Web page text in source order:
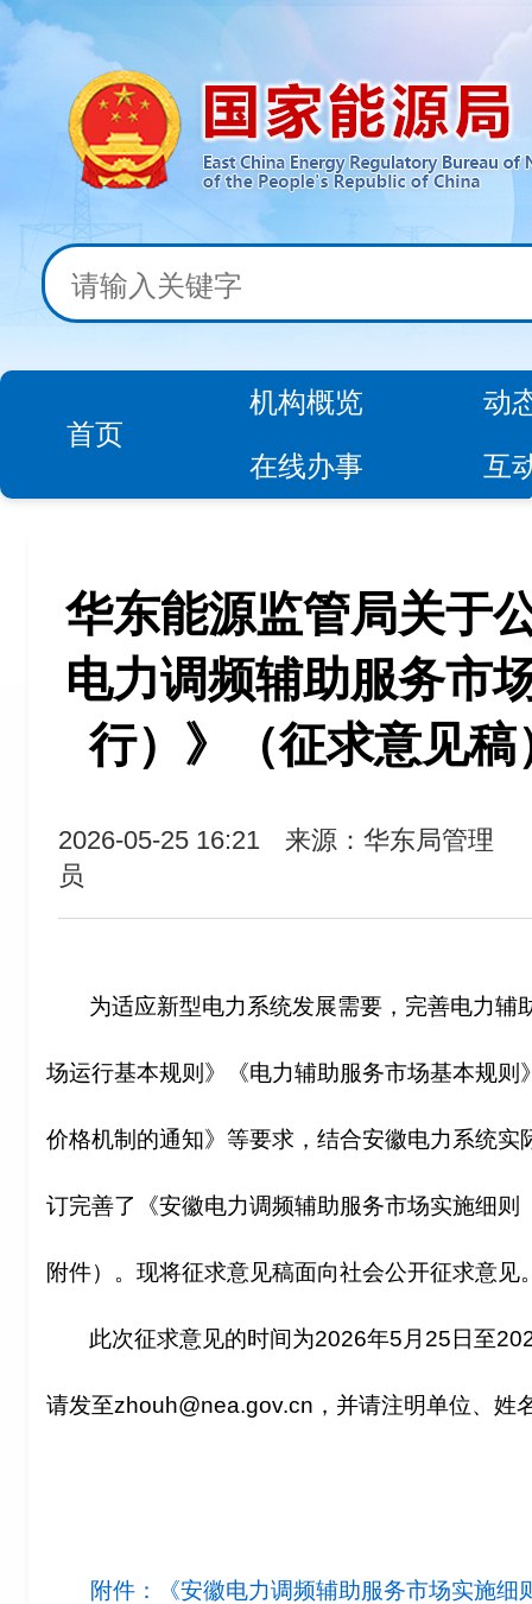
首页
机构概览
动
在线办事
互
华东能源监管局关于
电力调频辅助服务市
行）》（征求意见
2026-05-25 16:21
来源：华东局管理
员
为适应新型电力系统发展需要，完善电力辅
场运行基本规则》《电力辅助服务市场基本规则
价格机制的通知》等要求，结合安徽电力系统实
订完善了《安徽电力调频辅助服务市场实施细则
附件）。现将征求意见稿面向社会公开征求意见
此次征求意见的时间为2026年5月25日至
请发至zhouh@nea.gov.cn，并请注明单位、 姓
附件：《安徽电力调频辅助服务市场实施细